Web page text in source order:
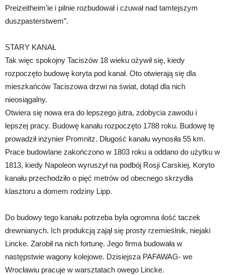
Preizeitheim’ie i pilnie rozbudował i czuwał nad tamtejszym
duszpasterstwem”.
STARY KANAŁ
Tak więc spokojny Taciszów 18 wieku ożywił się, kiedy
rozpoczęto budowę koryta pod kanał. Oto otwierają się dla
mieszkańców Taciszowa drzwi na świat, dotąd dla nich
nieosiągalny.
Otwiera się nowa era do lepszego jutra, zdobycia zawodu i
lepszej pracy. Budowę kanału rozpoczęto 1788 roku. Budowę tę
prowadził inżynier Promnitz. Długość kanału wynosiła 55 km.
Prace budowlane zakończono w 1803 roku a oddano do użytku w
1813, kiedy Napoleon wyruszył na podbój Rosji Carskiej. Koryto
kanału przechodziło o pięć metrów od obecnego skrzydła
klasztoru a domem rodziny Lipp.
Do budowy tego kanału potrzeba była ogromna ilość taczek
drewnianych. Ich produkcją zajął się prosty rzemieślnik, niejaki
Lincke. Zarobił na nich fortunę. Jego firma budowała w
następstwie wagony kolejowe. Dzisiejsza PAFAWAG- we
Wrocławiu pracuje w warsztatach owego Lincke.